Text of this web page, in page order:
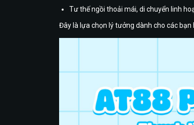
Tư thế ngồi thoải mái, di chuyển linh
Đây là lựa chọn lý tưởng dành cho các bạn